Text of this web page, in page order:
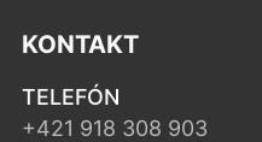
KONTAKT
TELEFÓN
+421 918 308 903